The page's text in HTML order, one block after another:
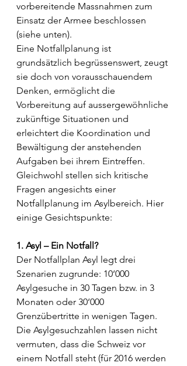
vorbereitende Massnahmen zum
Einsatz der Armee beschlossen
(siehe unten).
Eine Notfallplanung ist
grundsätzlich begrüssenswert, zeugt
sie doch von vorausschauendem
Denken, ermöglicht die
Vorbereitung auf aussergewöhnliche
zukünftige Situationen und
erleichtert die Koordination und
Bewältigung der anstehenden
Aufgaben bei ihrem Eintreffen.
Gleichwohl stellen sich kritische
Fragen angesichts einer
Notfallplanung im Asylbereich. Hier
einige Gesichtspunkte:
1. Asyl – Ein Notfall?
Der Notfallplan Asyl legt drei
Szenarien zugrunde: 10‘000
Asylgesuche in 30 Tagen bzw. in 3
Monaten oder 30‘000
Grenzübertritte in wenigen Tagen.
Die Asylgesuchzahlen lassen nicht
vermuten, dass die Schweiz vor
einem Notfall steht (für 2016 werden